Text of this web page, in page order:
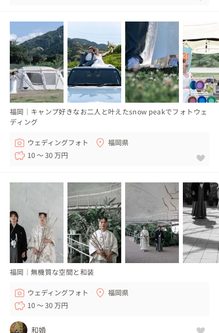
福岡｜キャンプ好きなお二人と叶えたsnow peakでフォトウェ
ディング
ウェディングフォト
福岡県
10 〜 30 万円
福岡｜無機質な空間と和装
ウェディングフォト
福岡県
10 〜 30 万円
和婚